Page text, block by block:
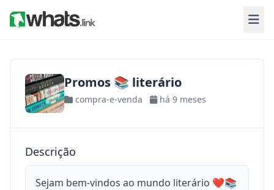
Promos 📚 literário
compra-e-venda há 9 meses
Descrição
Sejam bem-vindos ao mundo literário ❤️📚